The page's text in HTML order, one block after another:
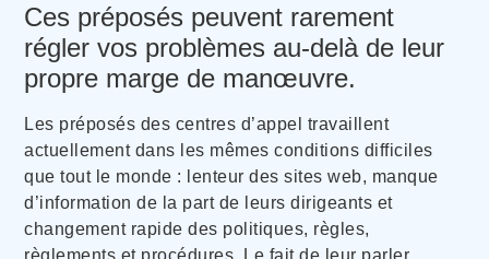
Ces préposés peuvent rarement
régler vos problèmes au-delà de leur
propre marge de manœuvre.
Les préposés des centres d’appel travaillent
actuellement dans les mêmes conditions difficiles
que tout le monde : lenteur des sites web, manque
d’information de la part de leurs dirigeants et
changement rapide des politiques, règles,
règlements et procédures. Le fait de leur parler